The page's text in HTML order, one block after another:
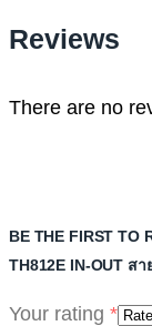
Reviews
There are no
BE THE FIRST TO
TH812E IN-OUT สา
Your rating *